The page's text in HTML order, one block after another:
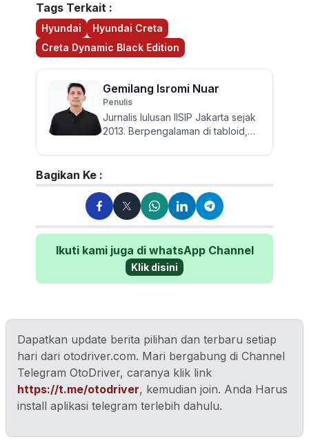
Tags Terkait :
Hyundai
Hyundai Creta
Creta Dynamic Black Edition
Gemilang Isromi Nuar
Penulis
Jurnalis lulusan IISIP Jakarta sejak
2013. Berpengalaman di tabloid,
kini di Otorider. T...
Bagikan Ke :
Ikuti kami juga di whatsApp Channel
Klik disini
Dapatkan update berita pilihan dan terbaru setiap
hari dari otodriver.com. Mari bergabung di Channel
Telegram OtoDriver, caranya klik link
https://t.me/otodriver, kemudian join. Anda Harus
install aplikasi telegram terlebih dahulu.